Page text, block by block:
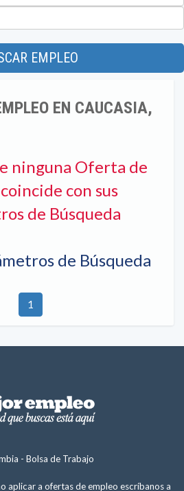
EMPLEO
EN CAUCASIA,
ninguna Oferta de
con sus
de Búsqueda
de Búsqueda
1
- Bolsa de Trabajo
aplicar a ofertas de empleo escríbanos a